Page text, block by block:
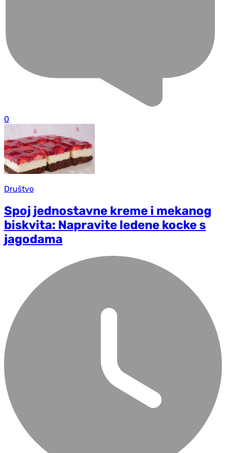
0
Društvo
Spoj jednostavne kreme i mekanog
biskvita: Napravite ledene kocke s
jagodama